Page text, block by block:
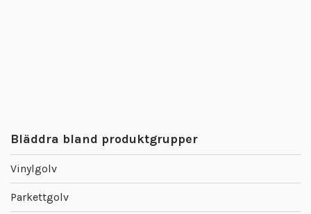
Bläddra bland produktgrupper
Vinylgolv
Parkettgolv